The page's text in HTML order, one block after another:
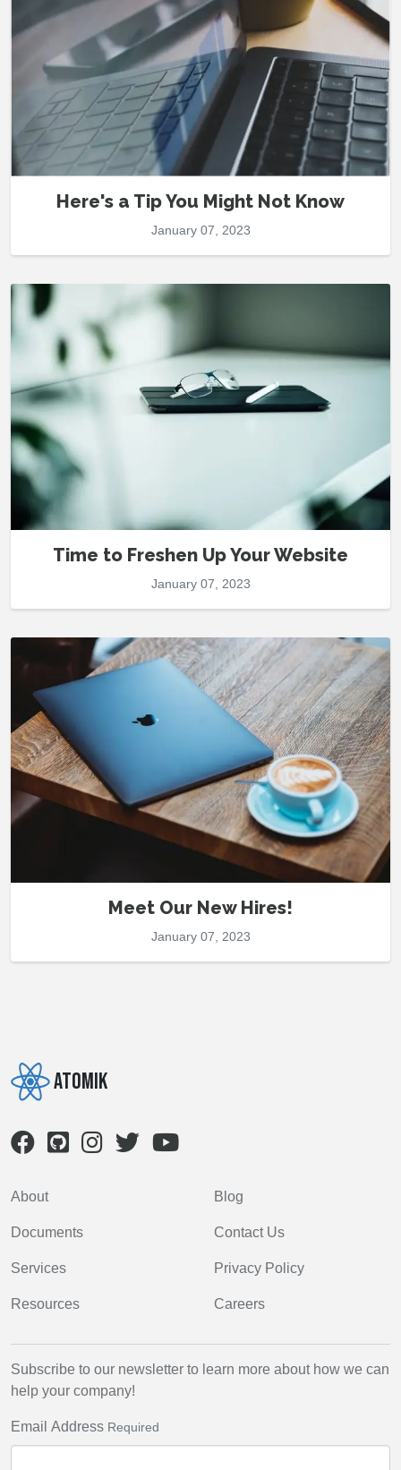
Here's a Tip You Might Not Know
January 07, 2023
Time to Freshen Up Your Website
January 07, 2023
Meet Our New Hires!
January 07, 2023
Atomik
About
Documents
Services
Resources
Blog
Contact Us
Privacy Policy
Careers
Subscribe to our newsletter to learn more about how we can
help your company!
Email Address Required